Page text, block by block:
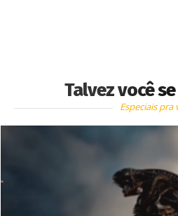
Talvez você
Especiais pra